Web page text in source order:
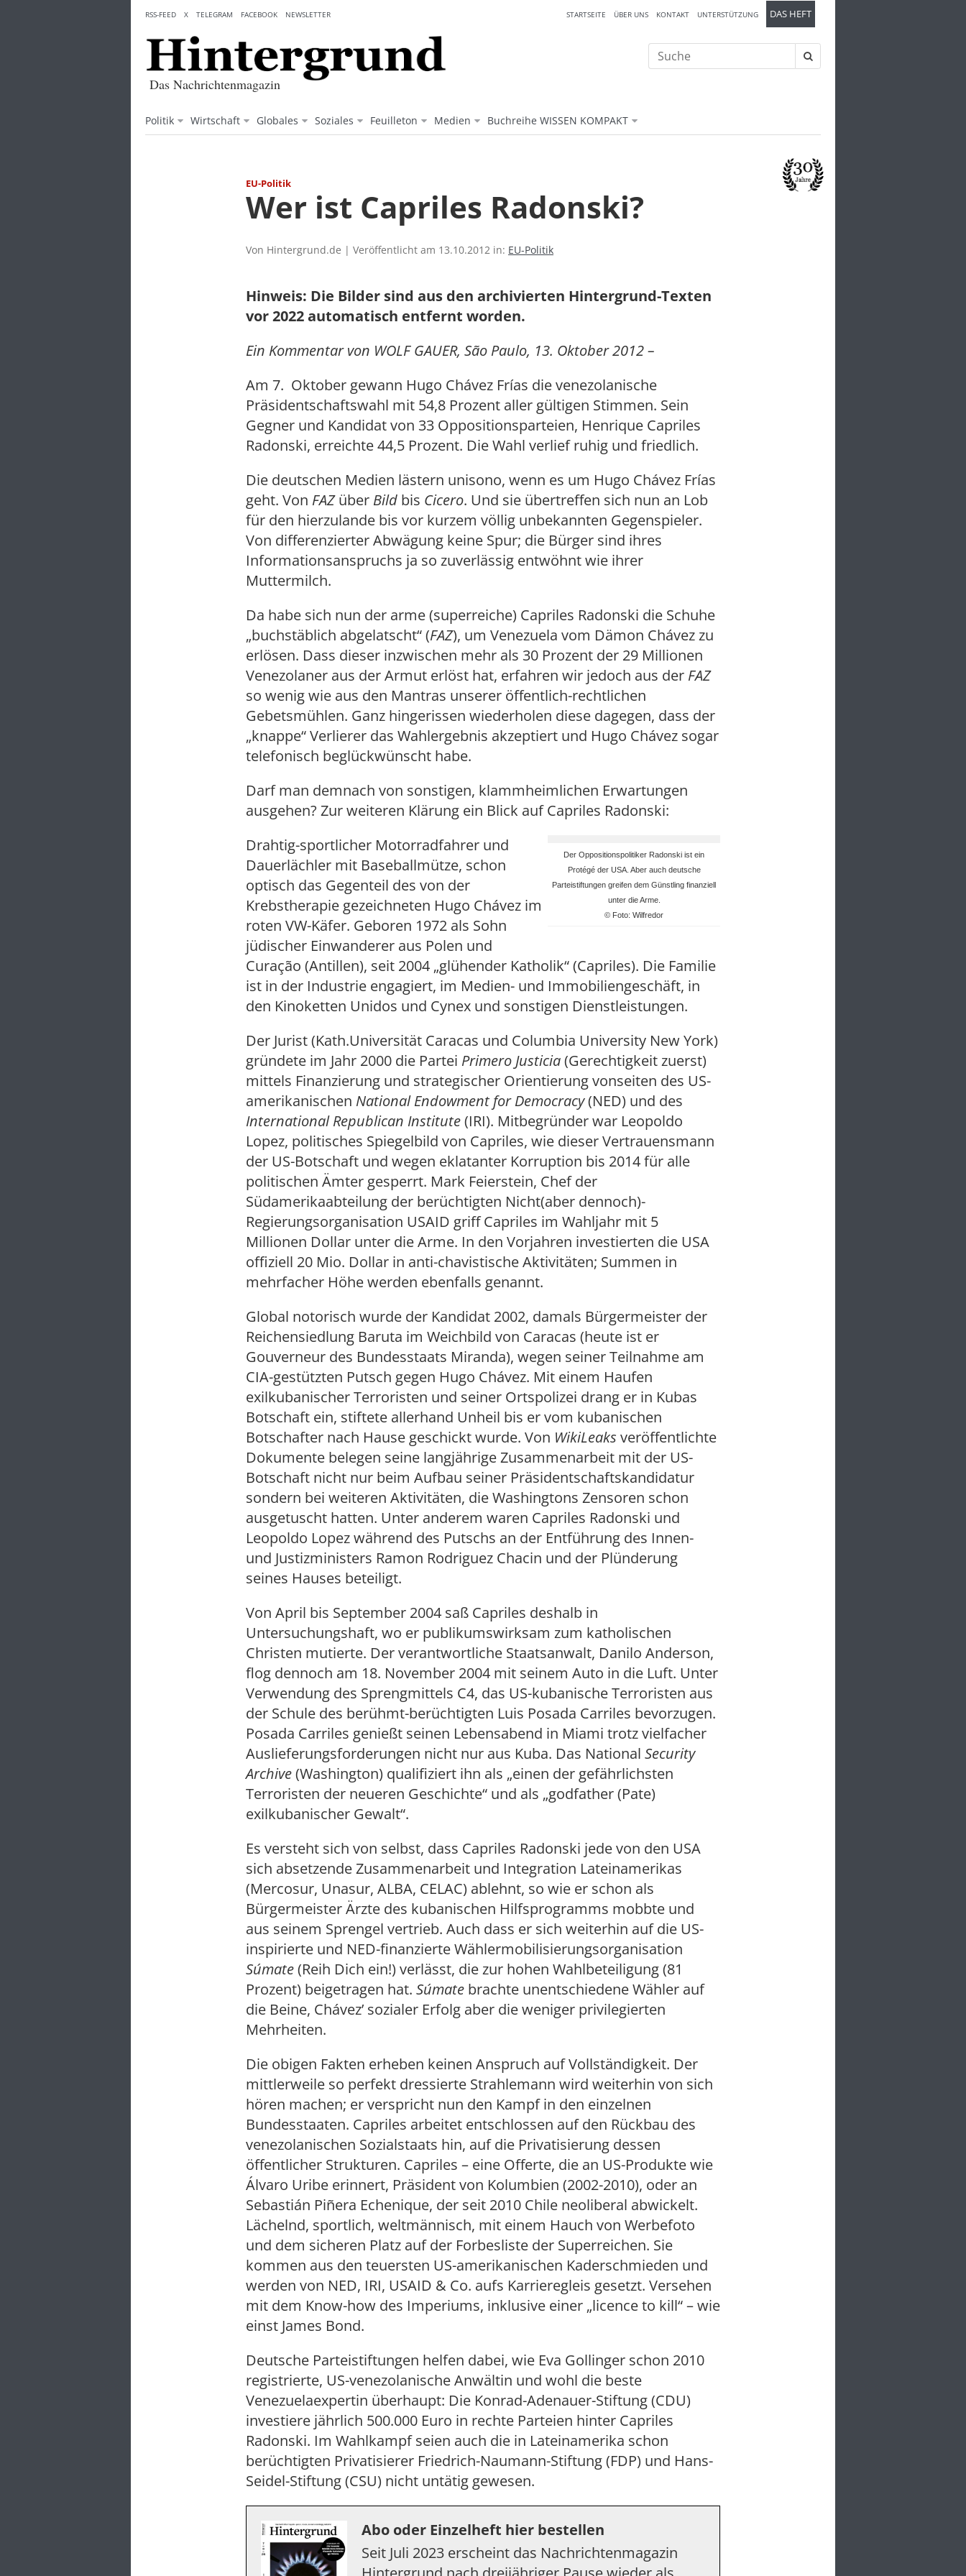
content
Das Nachrichtenmagazin
Politik Wirtschaft Globales Soziales Feuilleton Medien Buchreihe WISSEN KOMPAKT
STARTSEITE ÜBER UNS KONTAKT UNTERSTÜTZUNG DAS HEFT
RSS-FEED X TELEGRAM FACEBOOK NEWSLETTER
Suche
nach:
EU-Politik
Wer ist Capriles Radonski?
Von Hintergrund.de | Veröffentlicht am 13.10.2012 in: EU-Politik
Hinweis: Die Bilder sind aus den archivierten Hintergrund-Texten
vor 2022 automatisch entfernt worden.
Ein Kommentar von WOLF GAUER, São Paulo, 13. Oktober 2012 –
Am 7. Oktober gewann Hugo Chávez Frías die venezolanische
Präsidentschaftswahl mit 54,8 Prozent aller gültigen Stimmen. Sein
Gegner und Kandidat von 33 Oppositionsparteien, Henrique Capriles
Radonski, erreichte 44,5 Prozent. Die Wahl verlief ruhig und friedlich.
Die deutschen Medien lästern unisono, wenn es um Hugo Chávez Frías
geht. Von FAZüber Bild bis Cicero. Und sie übertreffen sich nun an Lob
für den hierzulande bis vor kurzem völlig unbekannten Gegenspieler.
Von differenzierter Abwägung keine Spur; die Bürger sind ihres
Informationsanspruchs ja so zuverlässig entwöhnt wie ihrer
Muttermilch.
Da habe sich nun der arme (superreiche) Capriles Radonski die Schuhe
„buchstäblich abgelatscht“ (FAZ), um Venezuela vom Dämon Chávez zu
erlösen. Dass dieser inzwischen mehr als 30 Prozent der 29 Millionen
Venezolaner aus der Armut erlöst hat, erfahren wir jedoch aus der FAZ
so wenig wie aus den Mantras unserer öffentlich-rechtlichen
Gebetsmühlen. Ganz hingerissen wiederholen diese dagegen, dass der
„knappe“ Verlierer das Wahlergebnis akzeptiert und Hugo Chávez sogar
telefonisch beglückwünscht habe.
Darf man demnach von sonstigen, klammheimlichen Erwartungen
ausgehen? Zur weiteren Klärung ein Blick auf Capriles Radonski:
Der Oppositionspolitiker Radonski ist ein
Protégé der USA. Aber auch deutsche
Parteistiftungen greifen dem Günstling finanziell
unter die Arme.
© Foto: Wilfredor
Drahtig-sportlicher Motorradfahrer und
Dauerlächler mit Baseballmütze, schon
optisch das Gegenteil des von der
Krebstherapie gezeichneten Hugo Chávez im
roten VW-Käfer. Geboren 1972 als Sohn
jüdischer Einwanderer aus Polen und
Curação (Antillen), seit 2004 „glühender Katholik“ (Capriles). Die Familie
ist in der Industrie engagiert, im Medien- und Immobiliengeschäft, in
den Kinoketten Unidos und Cynex und sonstigen Dienstleistungen.
Der Jurist (Kath.Universität Caracas und Columbia University New York)
gründete im Jahr 2000 die Partei Primero Justicia(Gerechtigkeit zuerst)
mittels Finanzierung und strategischer Orientierung vonseiten des US-
amerikanischen National Endowment for Democracy(NED) und des
International Republican Institute(IRI). Mitbegründer war Leopoldo
Lopez, politisches Spiegelbild von Capriles, wie dieser Vertrauensmann
der US-Botschaft und wegen eklatanter Korruption bis 2014 für alle
politischen Ämter gesperrt. Mark Feierstein, Chef der
Südamerikaabteilung der berüchtigten Nicht(aber dennoch)-
Regierungsorganisation USAID griff Capriles im Wahljahr mit 5
Millionen Dollar unter die Arme. In den Vorjahren investierten die USA
offiziell 20 Mio. Dollar in anti-chavistische Aktivitäten; Summen in
mehrfacher Höhe werden ebenfalls genannt.
Global notorisch wurde der Kandidat 2002, damals Bürgermeister der
Reichensiedlung Baruta im Weichbild von Caracas (heute ist er
Gouverneur des Bundesstaats Miranda), wegen seiner Teilnahme am
CIA-gestützten Putsch gegen Hugo Chávez. Mit einem Haufen
exilkubanischer Terroristen und seiner Ortspolizei drang er in Kubas
Botschaft ein, stiftete allerhand Unheil bis er vom kubanischen
Botschafter nach Hause geschickt wurde. Von WikiLeaks veröffentlichte
Dokumente belegen seine langjährige Zusammenarbeit mit der US-
Botschaft nicht nur beim Aufbau seiner Präsidentschaftskandidatur
sondern bei weiteren Aktivitäten, die Washingtons Zensoren schon
ausgetuscht hatten. Unter anderem waren Capriles Radonski und
Leopoldo Lopez während des Putschs an der Entführung des Innen-
und Justizministers Ramon Rodriguez Chacin und der Plünderung
seines Hauses beteiligt.
Von April bis September 2004 saß Capriles deshalb in
Untersuchungshaft, wo er publikumswirksam zum katholischen
Christen mutierte. Der verantwortliche Staatsanwalt, Danilo Anderson,
flog dennoch am 18. November 2004 mit seinem Auto in die Luft. Unter
Verwendung des Sprengmittels C4, das US-kubanische Terroristen aus
der Schule des berühmt-berüchtigten Luis Posada Carriles bevorzugen.
Posada Carriles genießt seinen Lebensabend in Miami trotz vielfacher
Auslieferungsforderungen nicht nur aus Kuba. Das National Security
Archive(Washington) qualifiziert ihn als „einen der gefährlichsten
Terroristen der neueren Geschichte“ und als „godfather (Pate)
exilkubanischer Gewalt“.
Es versteht sich von selbst, dass Capriles Radonski jede von den USA
sich absetzende Zusammenarbeit und Integration Lateinamerikas
(Mercosur, Unasur, ALBA, CELAC) ablehnt, so wie er schon als
Bürgermeister Ärzte des kubanischen Hilfsprogramms mobbte und
aus seinem Sprengel vertrieb. Auch dass er sich weiterhin auf die US-
inspirierte und NED-finanzierte Wählermobilisierungsorganisation
Súmate(Reih Dich ein!) verlässt, die zur hohen Wahlbeteiligung (81
Prozent) beigetragen hat. Súmate brachte unentschiedene Wähler auf
die Beine, Chávez’ sozialer Erfolg aber die weniger privilegierten
Mehrheiten.
Die obigen Fakten erheben keinen Anspruch auf Vollständigkeit. Der
mittlerweile so perfekt dressierte Strahlemann wird weiterhin von sich
hören machen; er verspricht nun den Kampf in den einzelnen
Bundesstaaten. Capriles arbeitet entschlossen auf den Rückbau des
venezolanischen Sozialstaats hin, auf die Privatisierung dessen
öffentlicher Strukturen. Capriles – eine Offerte, die an US-Produkte wie
Álvaro Uribe erinnert, Präsident von Kolumbien (2002-2010), oder an
Sebastián Piñera Echenique, der seit 2010 Chile neoliberal abwickelt.
Lächelnd, sportlich, weltmännisch, mit einem Hauch von Werbefoto
und dem sicheren Platz auf der Forbesliste der Superreichen. Sie
kommen aus den teuersten US-amerikanischen Kaderschmieden und
werden von NED, IRI, USAID & Co. aufs Karrieregleis gesetzt. Versehen
mit dem Know-how des Imperiums, inklusive einer „licence to kill“ – wie
einst James Bond.
Deutsche Parteistiftungen helfen dabei, wie Eva Gollinger schon 2010
registrierte, US-venezolanische Anwältin und wohl die beste
Venezuelaexpertin überhaupt: Die Konrad-Adenauer-Stiftung (CDU)
investiere jährlich 500.000 Euro in rechte Parteien hinter Capriles
Radonski. Im Wahlkampf seien auch die in Lateinamerika schon
berüchtigten Privatisierer Friedrich-Naumann-Stiftung (FDP) und Hans-
Seidel-Stiftung (CSU) nicht untätig gewesen.
Abo oder Einzelheft hier bestellen
Seit Juli 2023 erscheint das Nachrichtenmagazin